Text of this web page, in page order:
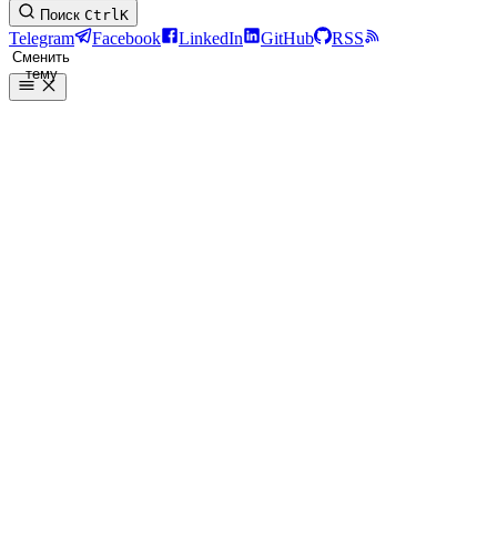
Поиск CtrlK
Telegram Facebook LinkedIn GitHub RSS
Сменить
тему